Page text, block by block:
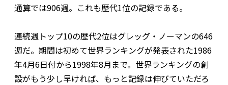
通算では906週。これも歴代1位の記録である。
連続週トップ10の歴代2位はグレッグ・ノーマンの646
週だ。期間は初めて世界ランキングが発表された1986
年4月6日付から1998年8月まで。世界ランキングの創
設がもう少し早ければ、もっと記録は伸びていただろ